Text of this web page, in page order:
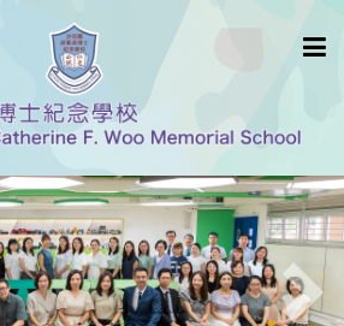
Next